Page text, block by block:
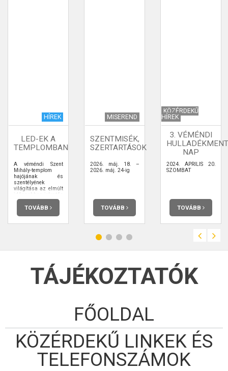
HÍREK
LED-EK A
TEMPLOMBAN
A véméndi Szent
Mihály-templom
hajójának és
szentélyének
világítása az elmúlt
időszakban jelentős
megújuláson ment
keresztül.
TOVÁBB
MISEREND
SZENTMISÉK,
SZERTARTÁSOK
2026. máj. 18. –
2026. máj. 24-ig
TOVÁBB
KÖZÉRDEKŰ
HÍREK
3. VÉMÉNDI
NAP
2024. ÁPRILIS 20.
SZOMBAT
TOVÁBB
TÁJÉKOZTATÓK
FŐOLDAL
KÖZÉRDEKŰ LINKEK ÉS
TELEFONSZÁMOK